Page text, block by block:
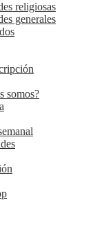
religiosas
generales
somos?